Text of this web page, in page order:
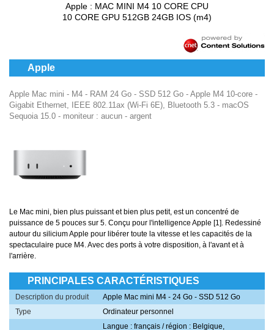
Apple : MAC MINI M4 10 CORE CPU
10 CORE GPU 512GB 24GB IOS (m4)
Apple
Apple Mac mini - M4 - RAM 24 Go - SSD 512 Go - Apple M4 10-core -
Gigabit Ethernet, IEEE 802.11ax (Wi-Fi 6E), Bluetooth 5.3 - macOS
Sequoia 15.0 - moniteur : aucun - argent
Le Mac mini, bien plus puissant et bien plus petit, est un concentré de
puissance de 5 pouces sur 5. Conçu pour l'intelligence Apple [1]. Redessiné
autour du silicium Apple pour libérer toute la vitesse et les capacités de la
spectaculaire puce M4. Avec des ports à votre disposition, à l'avant et à
l'arrière.
PRINCIPALES CARACTÉRISTIQUES
Description du produit
Apple Mac mini M4 - 24 Go - SSD 512 Go
Type
Ordinateur personnel
Langue : français / région : Belgique,